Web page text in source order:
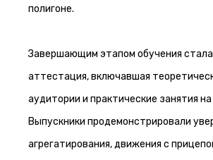
полигоне.
Завершающим этапом обучения стала
аттестация, включавшая
аудитории и практические занятия
Выпускники продемонстрировали
агрегатирования, движения с